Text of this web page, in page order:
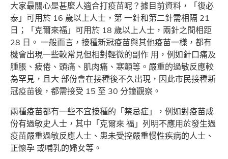
大家最關心是甚麼人適合打疫苗呢？據目前資料，「復必
泰」可用於 16 歲以上人士，第 一針和第二針需相隔 21
日；「克爾來福」可用於 18 歲以上人士，兩針之間相距
28 日。 一般而言，接種新冠疫苗與其他疫苗一樣，都有
機會出現一些較常見但相對輕微的副作 用，例如針口痛及
腫脹、疲倦、頭痛、肌肉痛、寒顫等。嚴重的過敏反應較
為罕見，且大 部份會在接種後不久出現，因此市民接種新
冠疫苗後，都需接受 15 至 30 分鐘觀察。
兩種疫苗都有一些不宜接種的「禁忌症」，例如對疫苗成
份有過敏史人士，其中「克爾來 福」列明不應用於發生過
疫苗嚴重過敏反應人士、患未受控嚴重慢性疾病的人士、
正懷孕 或哺乳的婦女等。